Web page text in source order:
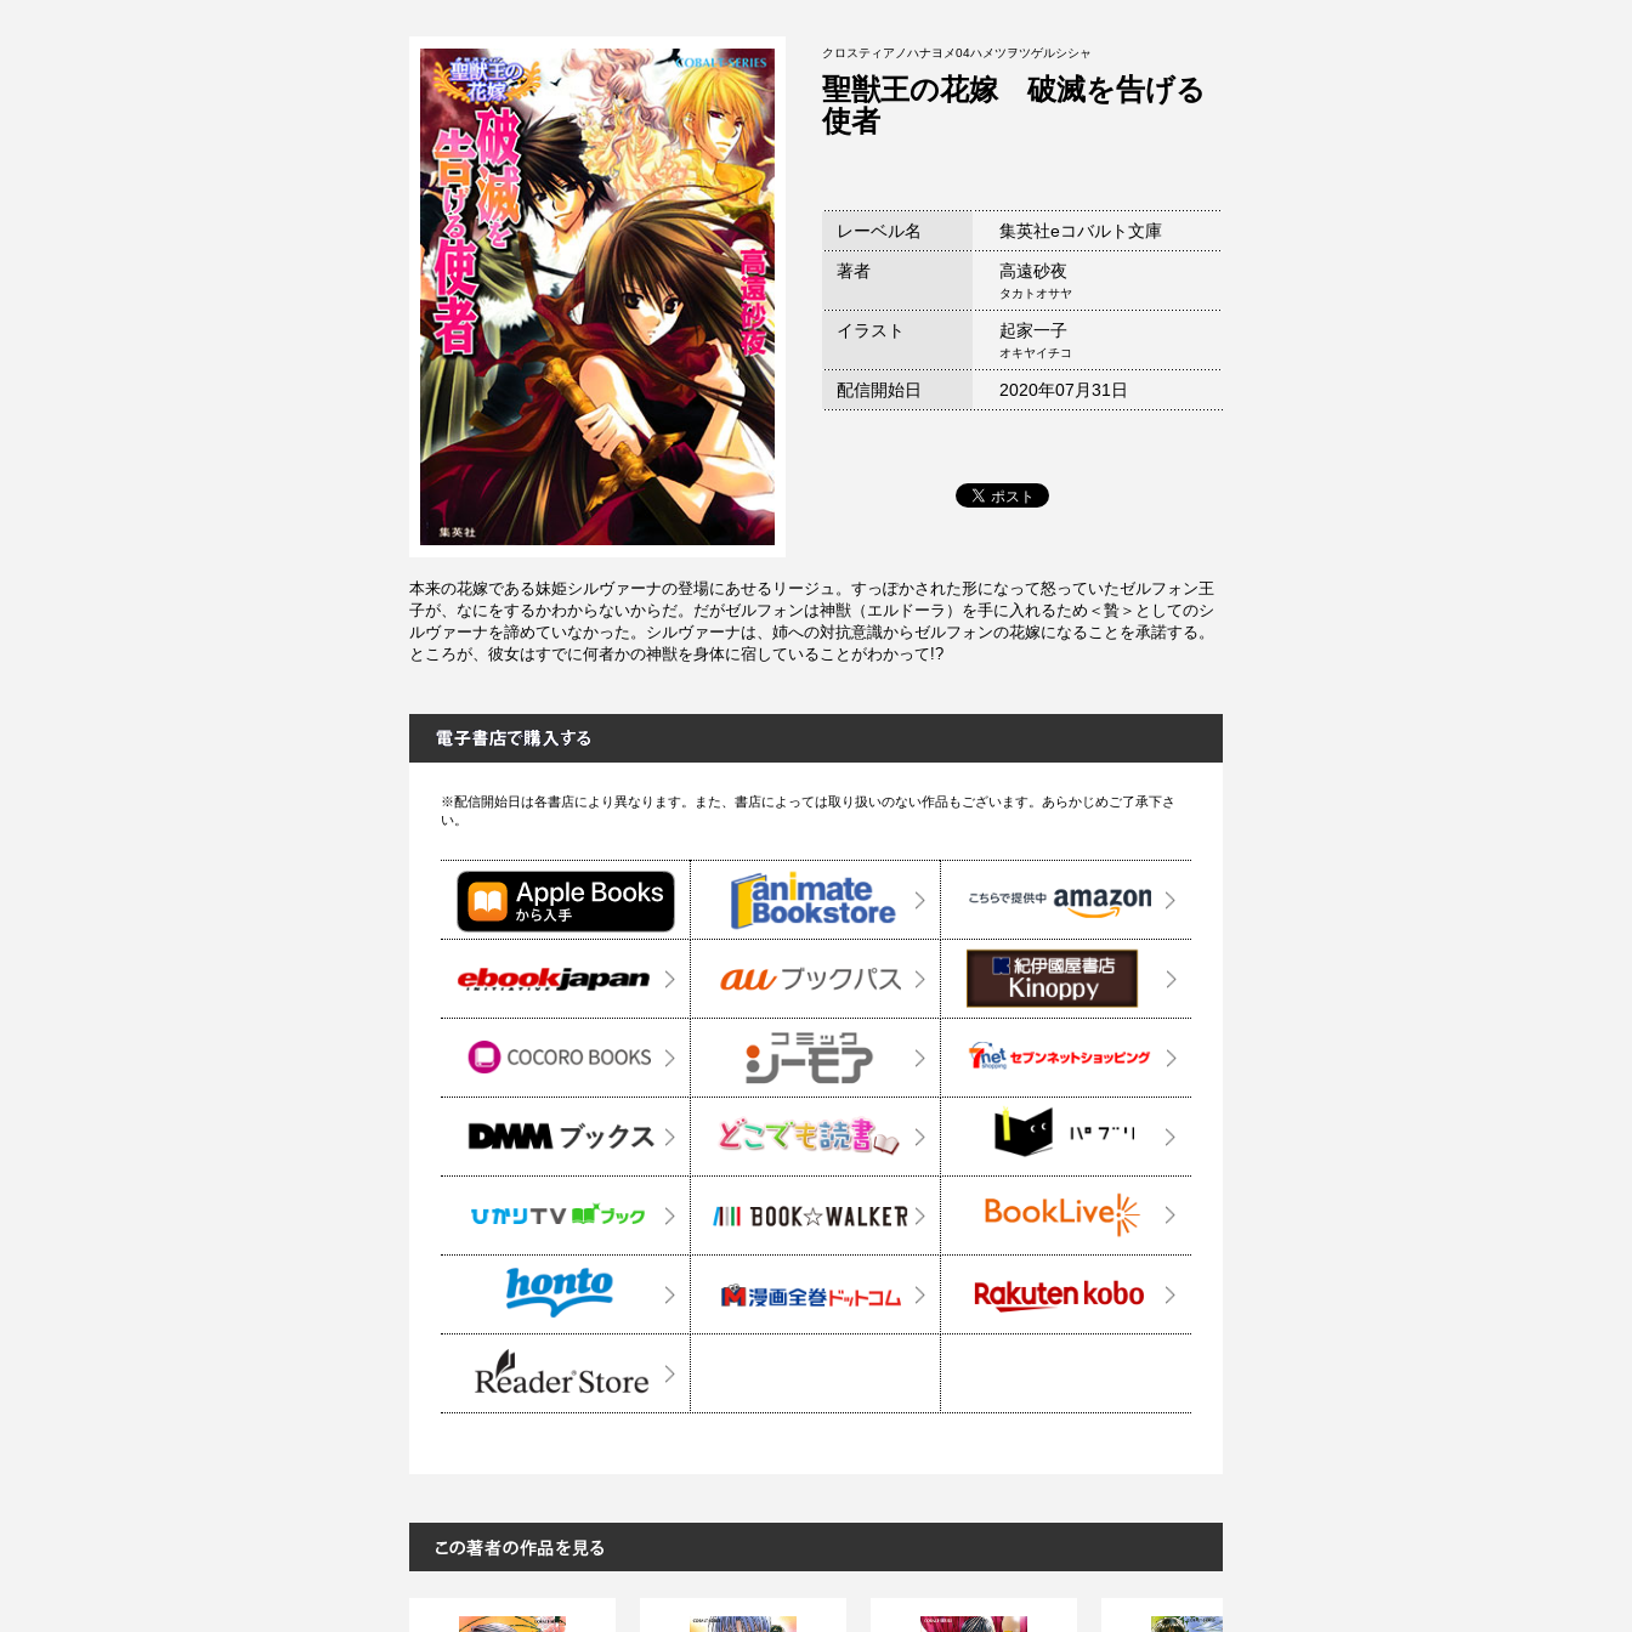
クロスティアノハナヨメ04ハメツヲツゲルシシャ
聖獣王の花嫁 破滅を告げる
使者
レーベル名 集英社eコバルト文庫
著者 高遠砂夜
タカトオサヤ
イラスト 起家一子
オキヤイチコ
配信開始日 2020年07月31日
本来の花嫁である妹姫シルヴァーナの登場にあせるリージュ。すっぽかされた形になって怒っていたゼルフォン王
子が、なにをするかわからないからだ。だがゼルフォンは神獣（エルドーラ）を手に入れるため＜贄＞としてのシ
ルヴァーナを諦めていなかった。シルヴァーナは、姉への対抗意識からゼルフォンの花嫁になることを承諾する。
ところが、彼女はすでに何者かの神獣を身体に宿していることがわかって!?
※配信開始日は各書店により異なります。また、書店によっては取り扱いのない作品もございます。あらかじめご了承下さ
い。